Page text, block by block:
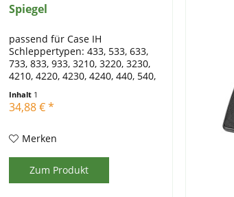
Spiegel
passend für Case IH
Schleppertypen: 433, 533, 633,
733, 833, 933, 3210, 3220, 3230,
4210, 4220, 4230, 4240, 440, 540,
844, 844 S, 940 Combi Cab, 946,
1046, 1246 passend für Fendt
Inhalt 1
34,88 € *
Merken
Zum Produkt